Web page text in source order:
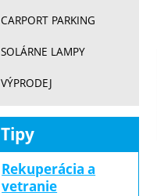
CARPORT PARKING
SOLÁRNE LAMPY
VÝPRODEJ
Tipy
Rekuperácia a
vetranie